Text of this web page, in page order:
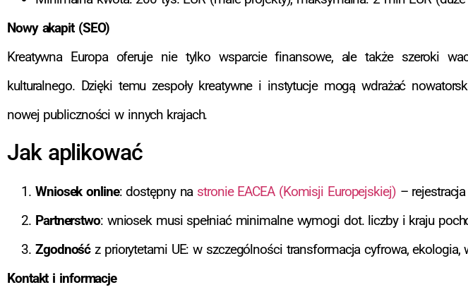
Nowy akapit (SEO)
Kreatywna Europa oferuje nie tylko wsparcie finansowe, ale także szeroki
kulturalnego. Dzięki temu zespoły kreatywne i instytucje mogą wdrażać
nowej publiczności w innych krajach.
Jak aplikować
Wniosek online: dostępny na stronie EACEA (Komisji Europejskiej)– rejestracja
Partnerstwo: wniosek musi spełniać minimalne wymogi dot. liczby i kraju
Zgodnośćz priorytetami UE: w szczególności transformacja cyfrowa, ekologia,
Kontakt i informacje